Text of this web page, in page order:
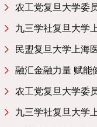
员亦到场参与活动，共同
九三学社复旦大学
民盟复旦大学上海
九三学社复旦大学